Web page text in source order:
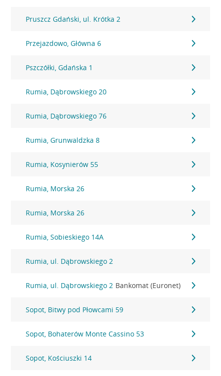
Pruszcz Gdański, ul. Krótka 2
Przejazdowo, Główna 6
Pszczółki, Gdańska 1
Rumia, Dąbrowskiego 20
Rumia, Dąbrowskiego 76
Rumia, Grunwaldzka 8
Rumia, Kosynierów 55
Rumia, Morska 26
Rumia, Morska 26
Rumia, Sobieskiego 14A
Rumia, ul. Dąbrowskiego 2
Rumia, ul. Dąbrowskiego 2 Bankomat (Euronet)
Sopot, Bitwy pod Płowcami 59
Sopot, Bohaterów Monte Cassino 53
Sopot, Kościuszki 14